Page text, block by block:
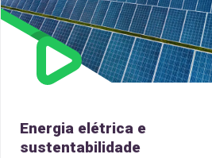
Energia elétrica e
sustentabilidade